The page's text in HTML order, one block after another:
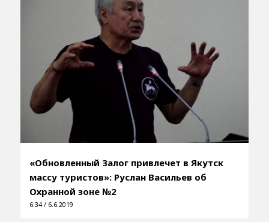
«Обновленный Залог привлечет в Якутск
массу туристов»: Руслан Васильев об
Охранной зоне №2
6:34 / 6.6.2019